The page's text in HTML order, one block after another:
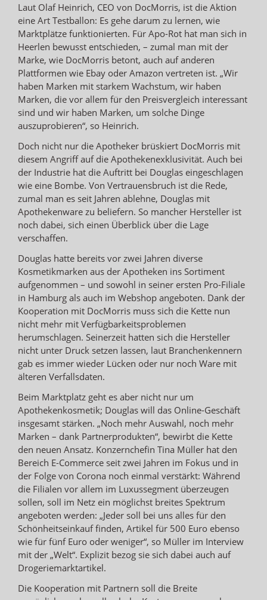
Laut Olaf Heinrich, CEO von DocMorris, ist die Aktion
eine Art Testballon: Es gehe darum zu lernen, wie
Marktplätze funktionierten. Für Apo-Rot hat man sich in
Heerlen bewusst entschieden, – zumal man mit der
Marke, wie DocMorris betont, auch auf anderen
Plattformen wie Ebay oder Amazon vertreten ist. „Wir
haben Marken mit starkem Wachstum, wir haben
Marken, die vor allem für den Preisvergleich interessant
sind und wir haben Marken, um solche Dinge
auszuprobieren“, so Heinrich.
Doch nicht nur die Apotheker brüskiert DocMorris mit
diesem Angriff auf die Apothekenexklusivität. Auch bei
der Industrie hat die Auftritt bei Douglas eingeschlagen
wie eine Bombe. Von Vertrauensbruch ist die Rede,
zumal man es seit Jahren ablehne, Douglas mit
Apothekenware zu beliefern. So mancher Hersteller ist
noch dabei, sich einen Überblick über die Lage
verschaffen.
Douglas hatte bereits vor zwei Jahren diverse
Kosmetikmarken aus der Apotheken ins Sortiment
aufgenommen – und sowohl in seiner ersten Pro-Filiale
in Hamburg als auch im Webshop angeboten. Dank der
Kooperation mit DocMorris muss sich die Kette nun
nicht mehr mit Verfügbarkeitsproblemen
herumschlagen. Seinerzeit hatten sich die Hersteller
nicht unter Druck setzen lassen, laut Branchenkennern
gab es immer wieder Lücken oder nur noch Ware mit
älteren Verfallsdaten.
Beim Marktplatz geht es aber nicht nur um
Apothekenkosmetik; Douglas will das Online-Geschäft
insgesamt stärken. „Noch mehr Auswahl, noch mehr
Marken – dank Partnerprodukten“, bewirbt die Kette
den neuen Ansatz. Konzernchefin Tina Müller hat den
Bereich E-Commerce seit zwei Jahren im Fokus und in
der Folge von Corona noch einmal verstärkt: Während
die Filialen vor allem im Luxussegment überzeugen
sollen, soll im Netz ein möglichst breites Spektrum
angeboten werden: „Jeder soll bei uns alles für den
Schönheitseinkauf finden, Artikel für 500 Euro ebenso
wie für fünf Euro oder weniger“, so Müller im Interview
mit der „Welt“. Explizit bezog sie sich dabei auch auf
Drogeriemarktartikel.
Die Kooperation mit Partnern soll die Breite